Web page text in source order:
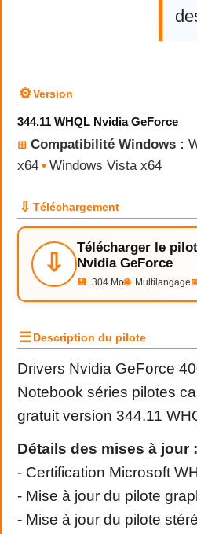
⚙Version
344.11 WHQL Nvidia GeForce
⊞ Compatibilité Windows :
x64 • Windows Vista x64
⇩ Téléchargement
⇩
Télécharger le
Nvidia GeForce
💾 304 Mo🌐 Multilangage
☰Description du pilote
Drivers Nvidia GeForce
Notebook séries pilotes
gratuit version 344.11
Détails des mises à jour :
- Certification Microsoft
- Mise à jour du pilote
- Mise à jour du pilote